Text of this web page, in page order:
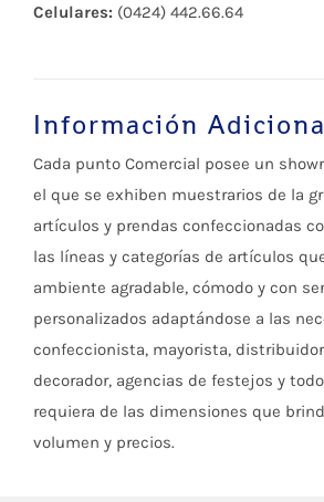
Celulares: (0424) 442.66.64
Información
Cada punto Comercial posee un
el que se exhiben muestrarios de la
artículos y prendas confeccionadas
las líneas y categorías de artículos
ambiente agradable, cómodo y con
personalizados adaptándose a las
confeccionista, mayorista,
decorador, agencias de festejos y
requiera de las dimensiones que
volumen y precios.